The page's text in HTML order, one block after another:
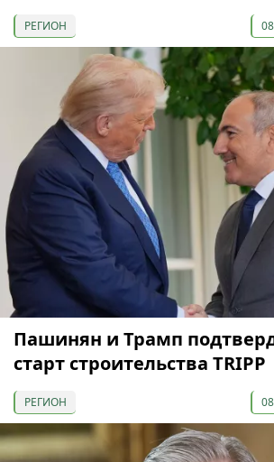
РЕГИОН
Пашинян и Трамп
старт строительства TRIPP
РЕГИОН